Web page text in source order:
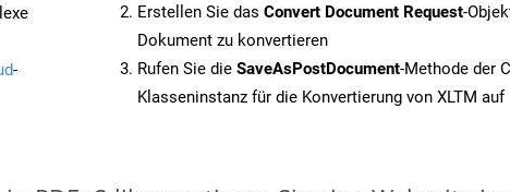
-
Erstellen Sie das Convert Document Request-
Dokument zu konvertieren
Rufen Sie die SaveAsPostDocument-Methode der
Klasseninstanz für die Konvertierung von XLTM auf